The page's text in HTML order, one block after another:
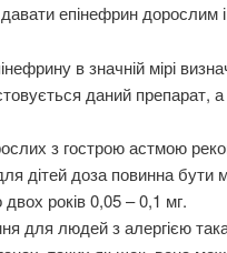
епінефрин дорослим
в значній мірі
даний препарат,
з гострою астмою
дітей доза повинна
двох років 0,05 – 0,1 мг.
для людей з алергією